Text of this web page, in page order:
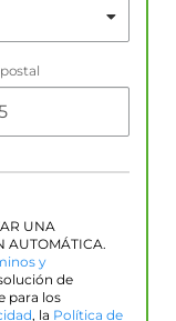
UNA
AUTOMÁTICA.
y
de
para los
, la Política de